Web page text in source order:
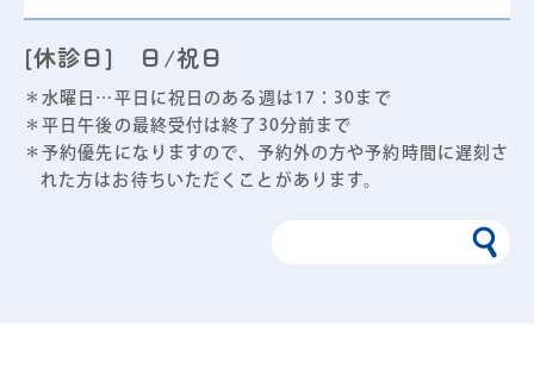
[休診日] 日/祝日
＊水曜日…平日に祝日のある週は17：30まで
＊平日午後の最終受付は終了30分前まで
＊予約優先になりますので、予約外の方や予約時間に遅刻さ
れた方はお待ちいただくことがあります。